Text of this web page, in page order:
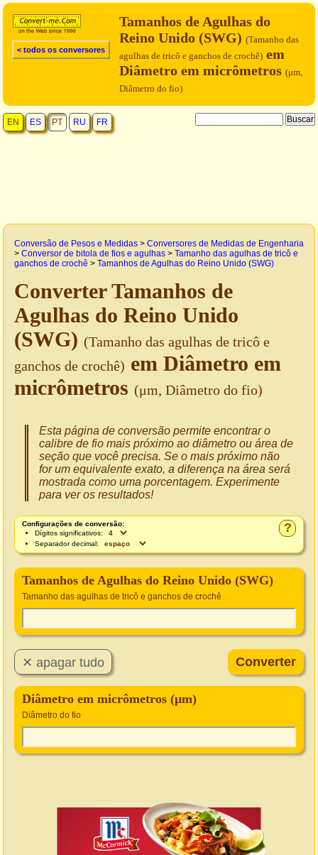
< todos os conversores
Tamanhos de Agulhas do
Reino Unido (SWG) (Tamanho das
agulhas de tricô e ganchos de crochê) em
Diâmetro em micrômetros (μm,
Diâmetro do fio)
EN ES PT RU FR
Conversão de Pesos e Medidas > Conversores de Medidas de Engenharia
> Conversor de bitola de fios e agulhas > Tamanho das agulhas de tricô e
ganchos de crochê > Tamanhos de Agulhas do Reino Unido (SWG)
Converter Tamanhos de
Agulhas do Reino Unido
(SWG) (Tamanho das agulhas de tricô e
ganchos de crochê) em Diâmetro em
micrômetros (μm, Diâmetro do fio)
Esta página de conversão permite encontrar o
calibre de fio mais próximo ao diâmetro ou área de
seção que você precisa. Se o mais próximo não
for um equivalente exato, a diferença na área será
mostrada como uma porcentagem. Experimente
para ver os resultados!
?
Configurações de conversão:
Dígitos significativos:
Separador decimal:
Tamanhos de Agulhas do Reino Unido (SWG)
Tamanho das agulhas de tricô e ganchos de crochê
Diâmetro em micrômetros (μm)
Diâmetro do fio